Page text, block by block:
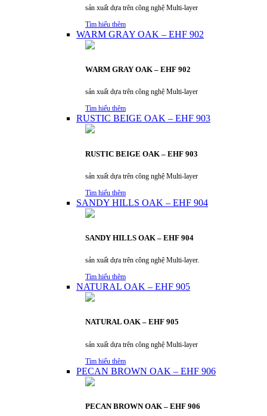
sản xuất dựa trên công nghệ Multi-layer
Tìm hiểu thêm
WARM GRAY OAK – EHF 902
WARM GRAY OAK – EHF 902
sản xuất dựa trên công nghệ Multi-layer
Tìm hiểu thêm
RUSTIC BEIGE OAK – EHF 903
RUSTIC BEIGE OAK – EHF 903
sản xuất dựa trên công nghệ Multi-layer
Tìm hiểu thêm
SANDY HILLS OAK – EHF 904
SANDY HILLS OAK – EHF 904
sản xuất dựa trên công nghệ Multi-layer.
Tìm hiểu thêm
NATURAL OAK – EHF 905
NATURAL OAK – EHF 905
sản xuất dựa trên công nghệ Multi-layer
Tìm hiểu thêm
PECAN BROWN OAK – EHF 906
PECAN BROWN OAK – EHF 906